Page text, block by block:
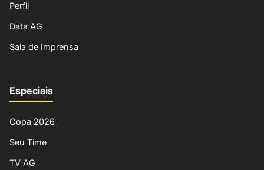
Perfil
Data AG
Sala de Imprensa
Especiais
Copa 2026
Seu Time
TV AG